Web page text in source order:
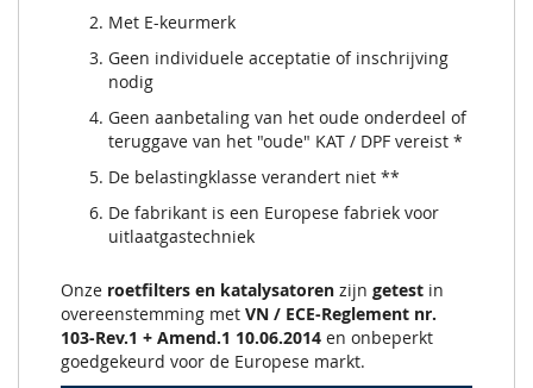
Met E-keurmerk
Geen individuele acceptatie of inschrijving
nodig
Geen aanbetaling van het oude onderdeel of
teruggave van het "oude" KAT / DPF vereist *
De belastingklasse verandert niet **
De fabrikant is een Europese fabriek voor
uitlaatgastechniek
Onze roetfilters en katalysatoren zijn getest in
overeenstemming met VN / ECE-Reglement nr.
103-Rev.1 + Amend.1 10.06.2014 en onbeperkt
goedgekeurd voor de Europese markt.